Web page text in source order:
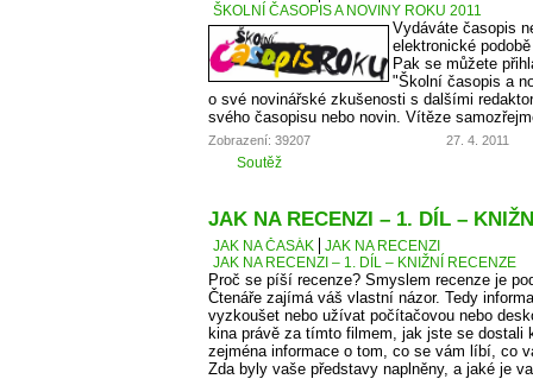
ŠKOLNÍ ČASOPIS A NOVINY ROKU 2011
Vydáváte časopis
elektronické
Pak se můžete
"Školní časopis a
o své novinářské zkušenosti s dalšími
svého časopisu nebo novin. Vítěze
Zobrazení: 39207 27. 4. 2011
Soutěž
JAK NA RECENZI – 1. DÍL –
JAK NA ČASÁK
JAK NA RECENZI
JAK NA RECENZI – 1. DÍL – KNIŽNÍ RECENZE
Proč se píší recenze? Smyslem recenze je
Čtenáře zajímá váš vlastní názor. Tedy
vyzkoušet nebo užívat počítačovou nebo
kina právě za tímto filmem, jak jste se dostali
zejména informace o tom, co se vám líbí, co
Zda byly vaše představy naplněny, a jaké je